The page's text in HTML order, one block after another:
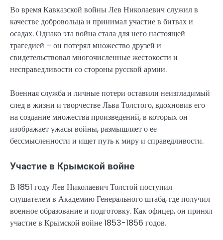
Во время Кавказской войны Лев Николаевич служил в
качестве добровольца и принимал участие в битвах и
осадах. Однако эта война стала для него настоящей
трагедией – он потерял множество друзей и
свидетельствовал многочисленные жестокости и
несправедливости со стороны русской армии.
Военная служба и личные потери оставили неизгладимый
след в жизни и творчестве Льва Толстого, вдохновив его
на создание множества произведений, в которых он
изображает ужасы войны, размышляет о ее
бессмысленности и ищет путь к миру и справедливости.
Участие в Крымской войне
В 1851 году Лев Николаевич Толстой поступил
слушателем в Академию Генерального штаба, где получил
военное образование и подготовку. Как офицер, он принял
участие в Крымской войне 1853-1856 годов.